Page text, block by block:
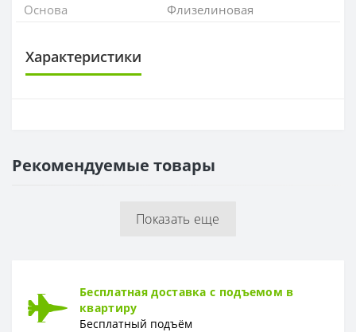
Основа Флизелиновая
Характеристики
РАППОРТ
Тип Горячее теснение
Рекомендуемые товары
Показать еще
Бесплатная доставка с подъемом в
квартиру
Бесплатный подъём